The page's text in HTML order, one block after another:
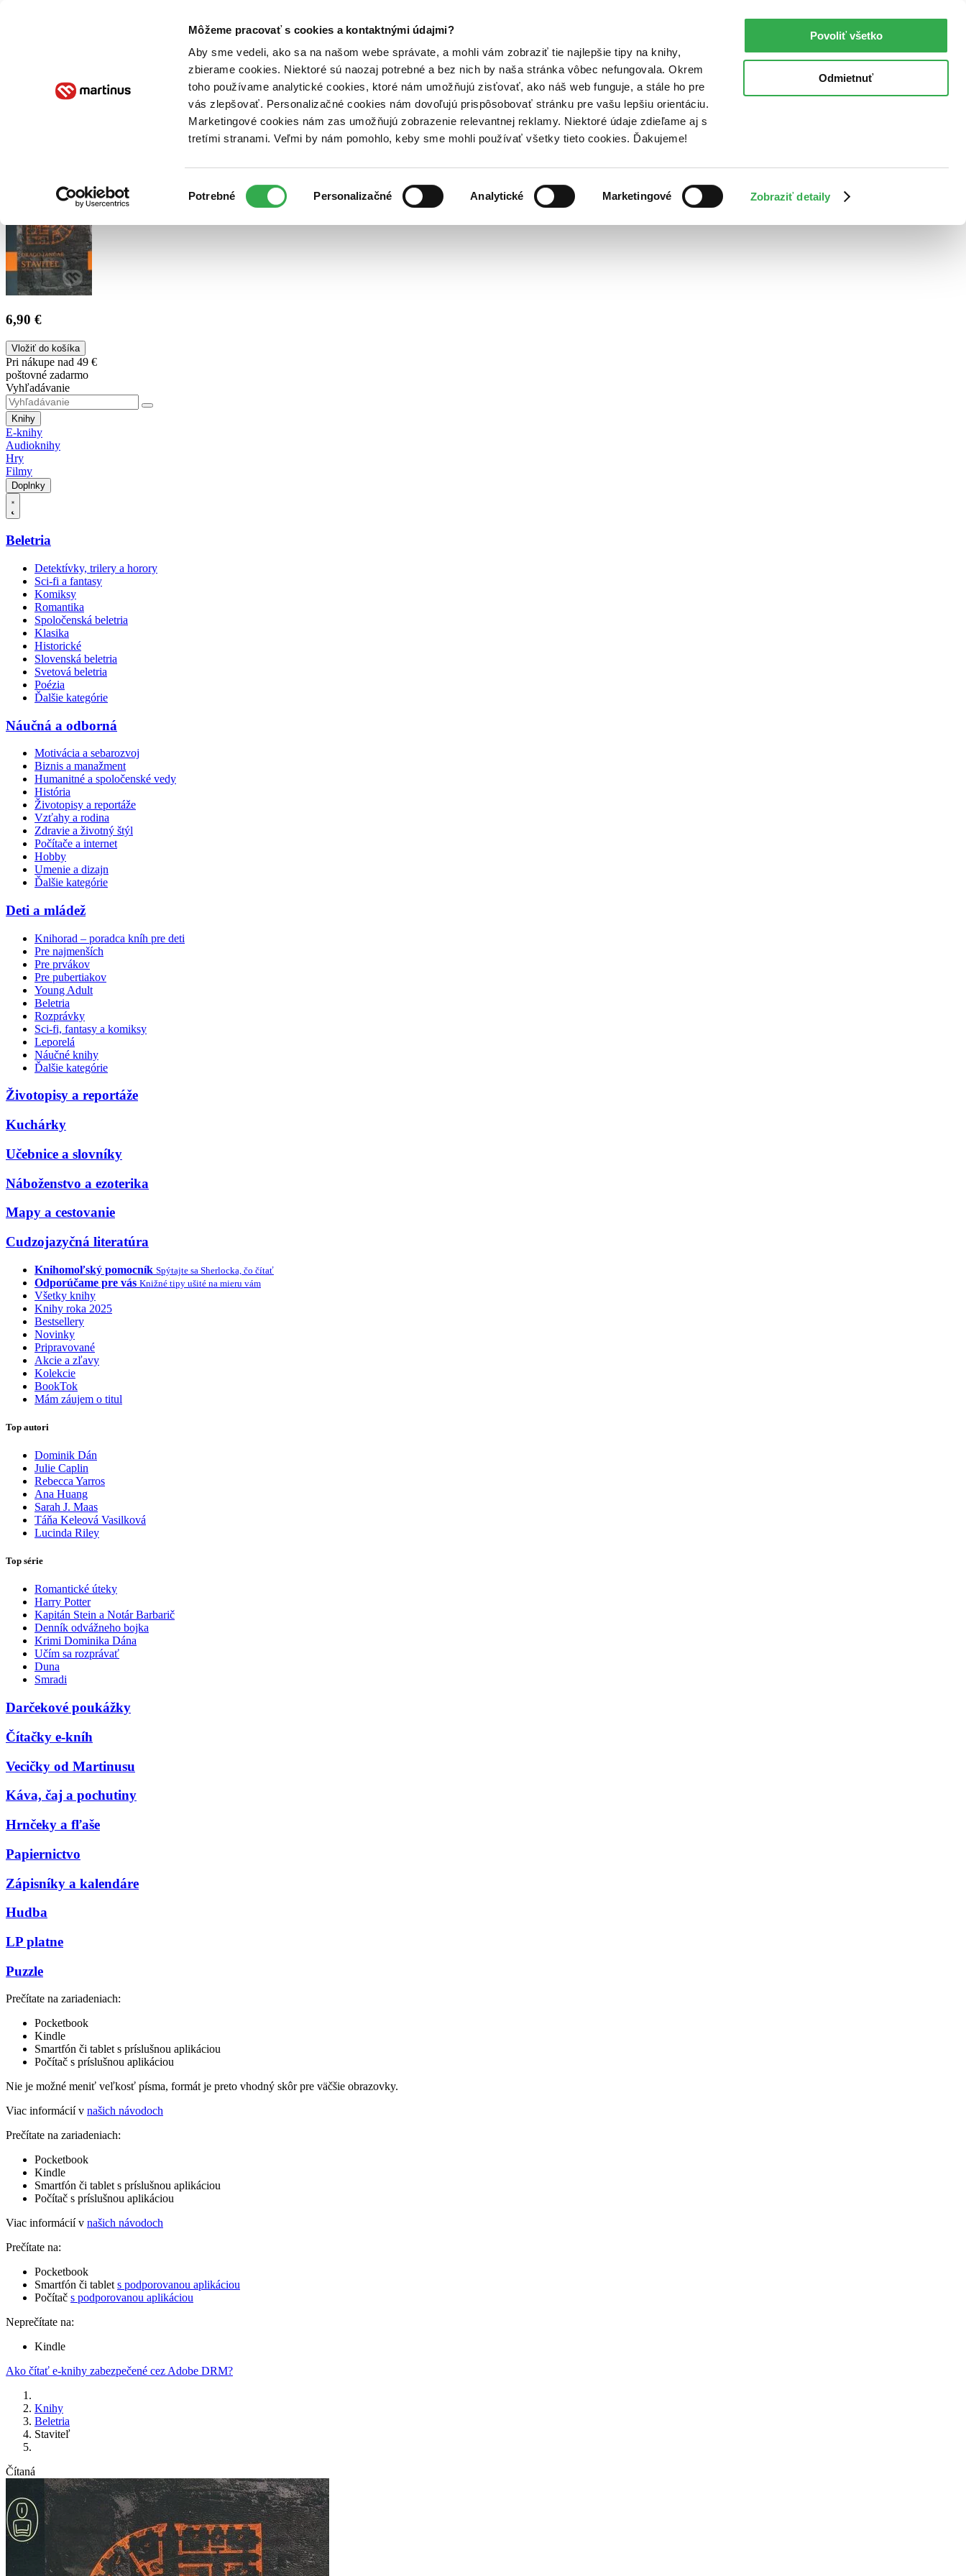
Môžeme pracovať s cookies a kontaktnými údajmi?
Aby sme vedeli, ako sa na našom webe správate, a mohli vám zobraziť tie najlepšie tipy na knihy,
zbierame cookies. Niektoré sú naozaj potrebné a bez nich by naša stránka vôbec nefungovala. Okrem
toho používame analytické cookies, ktoré nám umožňujú zisťovať, ako náš web funguje, a stále ho pre
vás zlepšovať. Personalizačné cookies nám dovoľujú prispôsobovať stránku pre vašu lepšiu orientáciu.
Marketingové cookies nám zas umožňujú zobrazenie relevantnej reklamy. Niektoré údaje zdieľame aj s
tretími stranami. Veľmi by nám pomohlo, keby sme mohli používať všetky tieto cookies. Ďakujeme!
súhlasu
Potrebné Personalizačné Analytické Marketingové Zobraziť detaily
Povoliť všetko
Odmietnuť
Poukážky Kontakt
6,90 €
Vložiť do košíka
Pri nákupe nad 49 €
poštovné zadarmo
Vyhľadávanie
Knihy
E-knihy
Audioknihy
Hry
Filmy
Doplnky
Beletria
Detektívky, trilery a horory
Sci-fi a fantasy
Komiksy
Romantika
Spoločenská beletria
Klasika
Historické
Slovenská beletria
Svetová beletria
Poézia
Ďalšie kategórie
Náučná a odborná
Motivácia a sebarozvoj
Biznis a manažment
Humanitné a spoločenské vedy
História
Životopisy a reportáže
Vzťahy a rodina
Zdravie a životný štýl
Počítače a internet
Hobby
Umenie a dizajn
Ďalšie kategórie
Deti a mládež
Knihorad – poradca kníh pre deti
Pre najmenších
Pre prvákov
Pre pubertiakov
Young Adult
Beletria
Rozprávky
Sci-fi, fantasy a komiksy
Leporelá
Náučné knihy
Ďalšie kategórie
Životopisy a reportáže
Kuchárky
Učebnice a slovníky
Náboženstvo a ezoterika
Mapy a cestovanie
Cudzojazyčná literatúra
Knihomoľský pomocník Spýtajte sa Sherlocka, čo čítať
Odporúčame pre vás Knižné tipy ušité na mieru vám
Všetky knihy
Knihy roka 2025
Bestsellery
Novinky
Pripravované
Akcie a zľavy
Kolekcie
BookTok
Mám záujem o titul
Top autori
Dominik Dán
Julie Caplin
Rebecca Yarros
Ana Huang
Sarah J. Maas
Táňa Keleová Vasilková
Lucinda Riley
Top série
Romantické úteky
Harry Potter
Kapitán Stein a Notár Barbarič
Denník odvážneho bojka
Krimi Dominika Dána
Učím sa rozprávať
Duna
Smradi
Darčekové poukážky
Čítačky e-kníh
Vecičky od Martinusu
Káva, čaj a pochutiny
Hrnčeky a fľaše
Papiernictvo
Zápisníky a kalendáre
Hudba
LP platne
Puzzle
Prečítate na zariadeniach:
Pocketbook
Kindle
Smartfón či tablet s príslušnou aplikáciou
Počítač s príslušnou aplikáciou
Nie je možné meniť veľkosť písma, formát je preto vhodný skôr pre väčšie obrazovky.
Viac informácií v našich návodoch
Prečítate na zariadeniach:
Pocketbook
Kindle
Smartfón či tablet s príslušnou aplikáciou
Počítač s príslušnou aplikáciou
Viac informácií v našich návodoch
Prečítate na:
Pocketbook
Smartfón či tablet s podporovanou aplikáciou
Počítač s podporovanou aplikáciou
Neprečítate na:
Kindle
Ako čítať e-knihy zabezpečené cez Adobe DRM?
Knihy
Beletria
Staviteľ
Čítaná